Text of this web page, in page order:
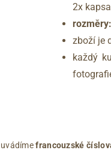
2x
rozměry:
zboží je
každý
uvádímefrancouzské